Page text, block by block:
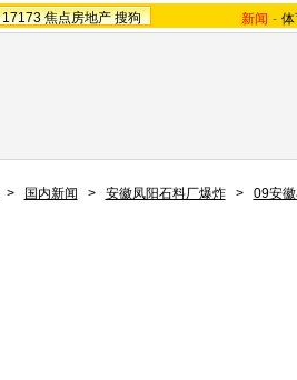
17173 焦点房地产 搜狗 新闻 -
> 国内新闻 > 安徽凤阳石料厂爆炸 > 09安